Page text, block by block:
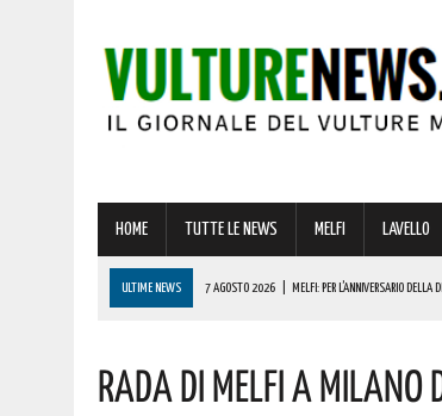
HOME TUTTE LE NEWS MELFI LAVELLO
ULTIME NEWS 7 AGOSTO 2026 MELFI: PER L’ANNIVERSARIO
7 AGOSTO 2026 | RIONERO CELEBRA L’AMATISSIMA MADONNA DEL
RADA DI MELFI A MILANO